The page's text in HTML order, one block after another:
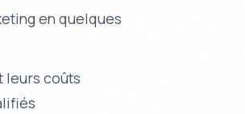
en quelques
leurs coûts